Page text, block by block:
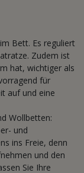
Bett. Es reguliert
Zudem ist
hat, wichtiger als
für
auf und eine
Wollbetten:
und
ins Freie, denn
und den
Sie Ihre